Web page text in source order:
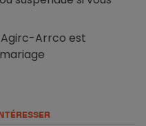
Arrco est